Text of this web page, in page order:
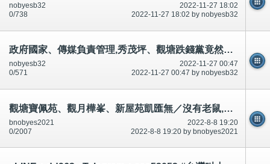
2022-11-27 18:02
nobyesb32
2022-11-27 18:02 by nobyesb32
0/738
政府國家、傳媒負責管理,秀茂坪、觀塘跌錢黨竟然出現？1人跌錢,2人在附近,捉拿？串通升職?拾錢犯罪?
2022-11-27 00:47
nobyesb32
2022-11-27 00:47 by nobyesb32
0/571
觀塘寶佩苑、觀月樺峯、新屋苑凱匯無／沒有老鼠,飛蟑螂等等？看到／睇到爬上大廈。短片相片。
2022-8-8 19:20
bnobyes2021
2022-8-8 19:20 by bnobyes2021
0/2007